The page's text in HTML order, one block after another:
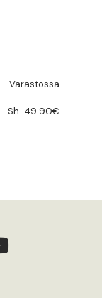
Varastossa
Sh. 49.90€